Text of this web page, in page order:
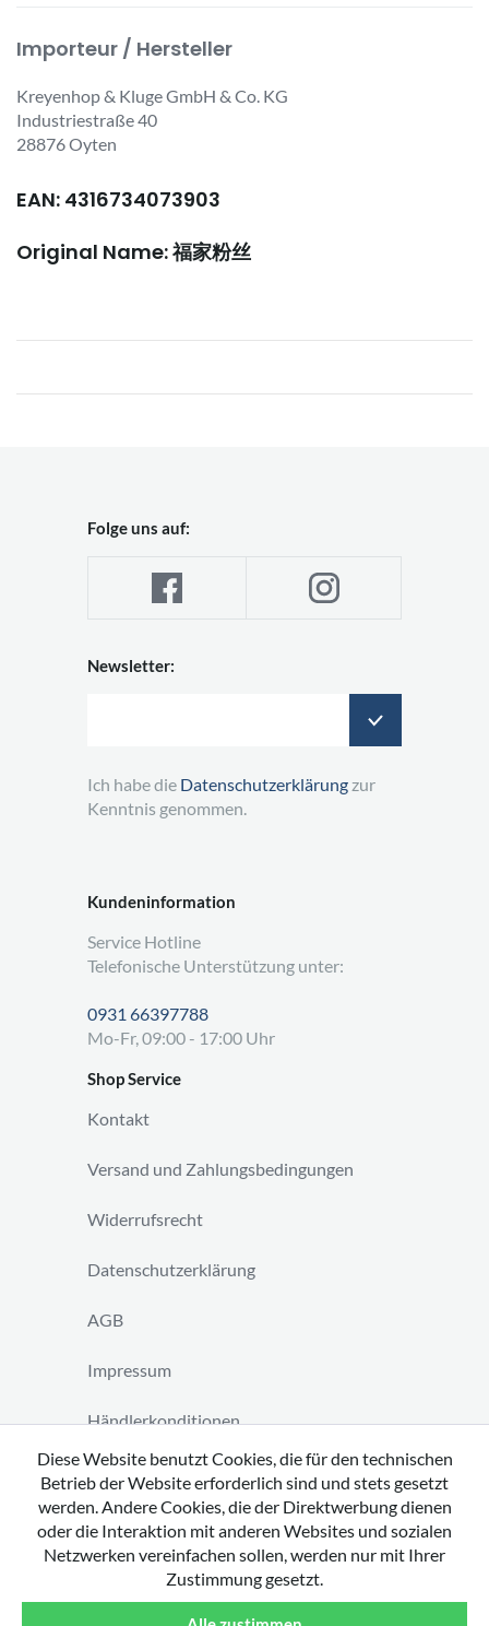
Importeur / Hersteller
Kreyenhop & Kluge GmbH & Co. KG
Industriestraße 40
28876 Oyten
EAN: 4316734073903
Original Name: 福家粉丝
Kundeninformation
Service Hotline
Telefonische Unterstützung unter:
0931 66397788
Mo-Fr, 09:00 - 17:00 Uhr
Shop Service
Kontakt
Versand und Zahlungsbedingungen
Widerrufsrecht
Datenschutzerklärung
AGB
Impressum
Händlerkonditionen
Vertrag widerrufen
Folge uns auf:
Newsletter:
Ich habe die Datenschutzerklärung zur
Kenntnis genommen.
Diese Website benutzt Cookies, die für den technischen
Betrieb der Website erforderlich sind und stets gesetzt
werden. Andere Cookies, die der Direktwerbung dienen
oder die Interaktion mit anderen Websites und sozialen
Netzwerken vereinfachen sollen, werden nur mit Ihrer
Zustimmung gesetzt.